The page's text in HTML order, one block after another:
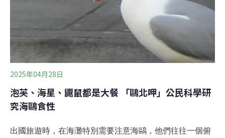
2025年04月28日
泡芙、海星、鼴鼠都是大餐 「鷗北呷」公民科學研
究海鷗食性
出國旅遊時，在海灘特別需要注意海鷗，他們往往一個俯